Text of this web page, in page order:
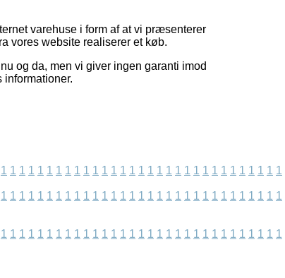
varehuse i form af at vi præsenterer
vores website realiserer et køb.
og da, men vi giver ingen garanti imod
informationer.
1 1 1 1 1 1 1 1 1 1 1 1 1 1 1 1 1 1 1 1 1 1 1 1 1 1 1 1 1 1 1
1 1 1 1 1 1 1 1 1 1 1 1 1 1 1 1 1 1 1 1 1 1 1 1 1 1 1 1 1 1 1
1 1 1 1 1 1 1 1 1 1 1 1 1 1 1 1 1 1 1 1 1 1 1 1 1 1 1 1 1 1 1